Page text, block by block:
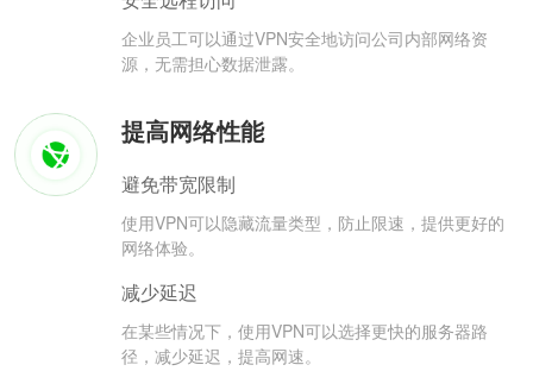
企业员工可以通过VPN安全地访问公司内部网络资
源，无需担心数据泄露。
提高网络性能
避免带宽限制
使用VPN可以隐藏流量类型，防止限速，提供更好的
网络体验。
减少延迟
在某些情况下，使用VPN可以选择更快的服务器路
径，减少延迟，提高网速。